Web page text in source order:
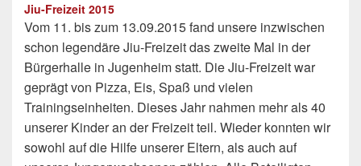
Jiu-Freizeit 2015
Vom 11. bis zum 13.09.2015 fand unsere inzwischen
schon legendäre Jiu-Freizeit das zweite Mal in der
Bürgerhalle in Jugenheim statt. Die Jiu-Freizeit war
geprägt von Pizza, Eis, Spaß und vielen
Trainingseinheiten. Dieses Jahr nahmen mehr als 40
unserer Kinder an der Freizeit teil. Wieder konnten wir
sowohl auf die Hilfe unserer Eltern, als auch auf